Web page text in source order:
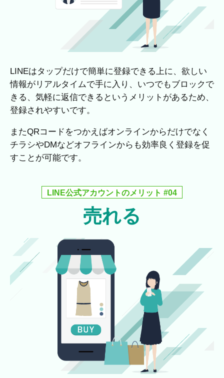
LINEはタップだけで簡単に登録できる上に、欲しい
情報がリアルタイムで手に入り、いつでもブロックで
きる、気軽に返信できるというメリットがあるため、
登録されやすいです。
またQRコードをつかえばオンラインからだけでなく
チラシやDMなどオフラインからも効率良く登録を促
すことが可能です。
LINE公式アカウントのメリット #04
売れる